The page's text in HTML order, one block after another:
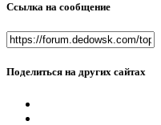
Ссылка на сообщение
Поделиться на других сайтах